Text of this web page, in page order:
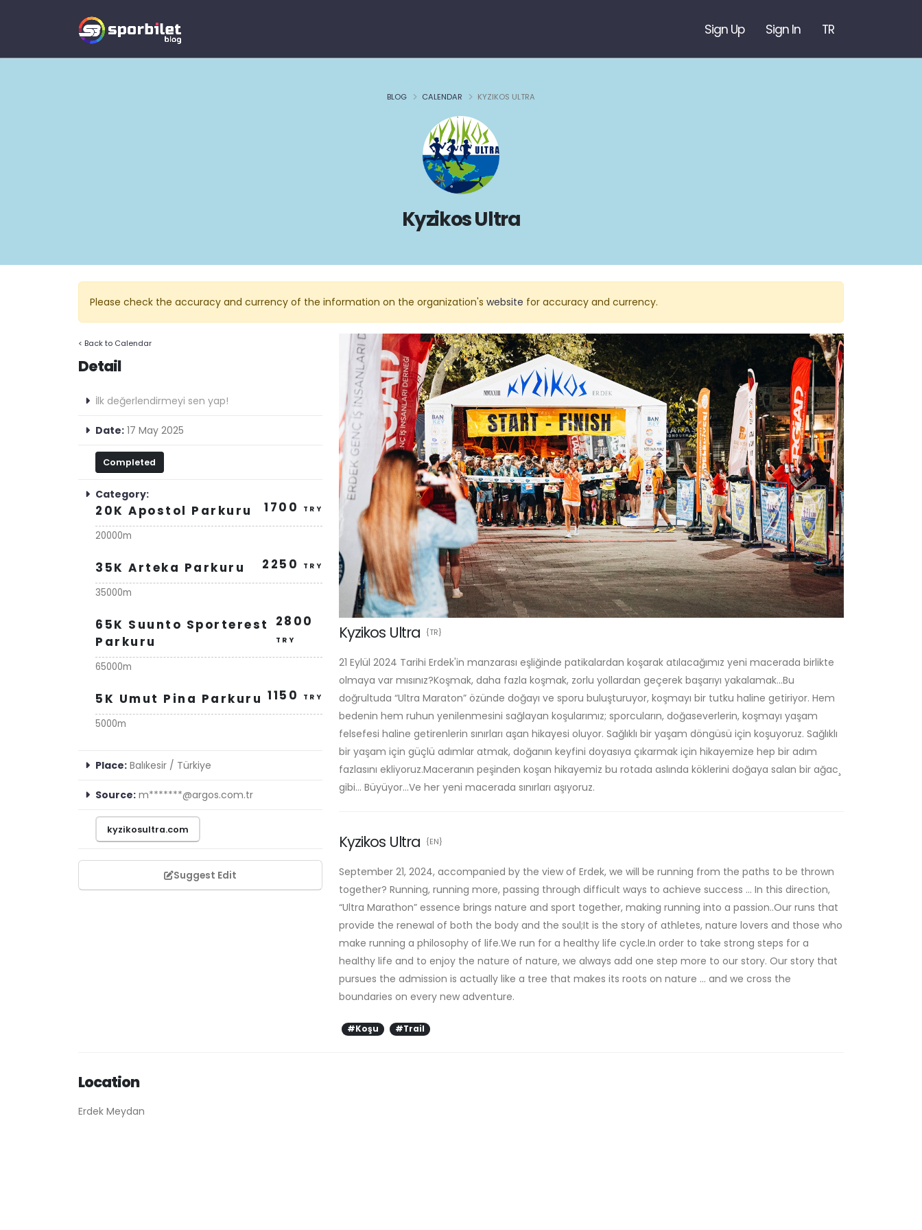
Sign Up Sign In TR
Kyzikos Ultra
BLOG CALENDAR KYZIKOS ULTRA
Please check the accuracy and currency of the information on the organization's website for accuracy and currency.
< Back to Calendar
Detail
İlk değerlendirmeyi sen yap!
Date: 17 May 2025
Completed
Category:
20K Apostol Parkuru 1700 TRY
20000m
35K Arteka Parkuru 2250 TRY
35000m
65K Suunto Sporterest
Parkuru
2800
TRY
65000m
5K Umut Pina Parkuru 1150 TRY
5000m
Place: Balıkesir / Türkiye
Source: m*******@argos.com.tr
kyzikosultra.com
Suggest Edit
Kyzikos Ultra {TR}
21 Eylül 2024 Tarihi Erdek'in manzarası eşliğinde patikalardan koşarak atılacağımız yeni macerada birlikte
olmaya var mısınız?Koşmak, daha fazla koşmak, zorlu yollardan geçerek başarıyı yakalamak...Bu
doğrultuda “Ultra Maraton” özünde doğayı ve sporu buluşturuyor, koşmayı bir tutku haline getiriyor. Hem
bedenin hem ruhun yenilenmesini sağlayan koşularımız; sporcuların, doğaseverlerin, koşmayı yaşam
felsefesi haline getirenlerin sınırları aşan hikayesi oluyor. Sağlıklı bir yaşam döngüsü için koşuyoruz. Sağlıklı
bir yaşam için güçlü adımlar atmak, doğanın keyfini doyasıya çıkarmak için hikayemize hep bir adım
fazlasını ekliyoruz.Maceranın peşinden koşan hikayemiz bu rotada aslında köklerini doğaya salan bir ağac¸
gibi... Büyüyor...Ve her yeni macerada sınırları aşıyoruz.
Kyzikos Ultra {EN}
September 21, 2024, accompanied by the view of Erdek, we will be running from the paths to be thrown
together? Running, running more, passing through difficult ways to achieve success ... In this direction,
“Ultra Marathon” essence brings nature and sport together, making running into a passion..Our runs that
provide the renewal of both the body and the soul;It is the story of athletes, nature lovers and those who
make running a philosophy of life.We run for a healthy life cycle.In order to take strong steps for a
healthy life and to enjoy the nature of nature, we always add one step more to our story. Our story that
pursues the admission is actually like a tree that makes its roots on nature ... and we cross the
boundaries on every new adventure.
#Koşu #Trail
Location
Erdek Meydan